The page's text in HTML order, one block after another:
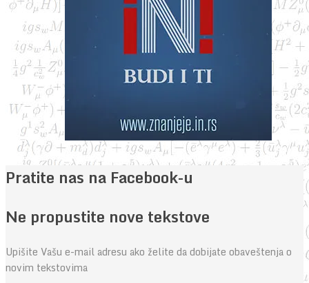
Pratite nas na Facebook-u
Ne propustite nove tekstove
Upišite Vašu e-mail adresu ako želite da dobijate obaveštenja o
novim tekstovima